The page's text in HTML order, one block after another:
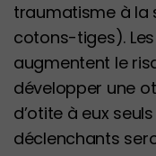
traumatisme à la
cotons-tiges).
augmentent le
développer une
d’otite à eux
déclenchants